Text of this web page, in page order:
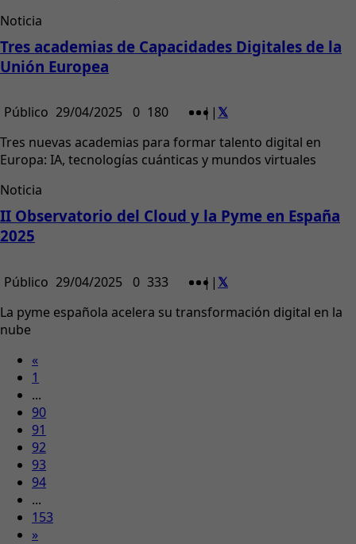
Noticia
Tres academias de Capacidades Digitales de la
Unión Europea
Público 29/04/2025 0 180 | |
Tres nuevas academias para formar talento digital en
Europa: IA, tecnologías cuánticas y mundos virtuales
Noticia
II Observatorio del Cloud y la Pyme en España
2025
Público 29/04/2025 0 333 | |
La pyme española acelera su transformación digital en la
nube
«
1
...
90
91
92
93
94
...
153
»